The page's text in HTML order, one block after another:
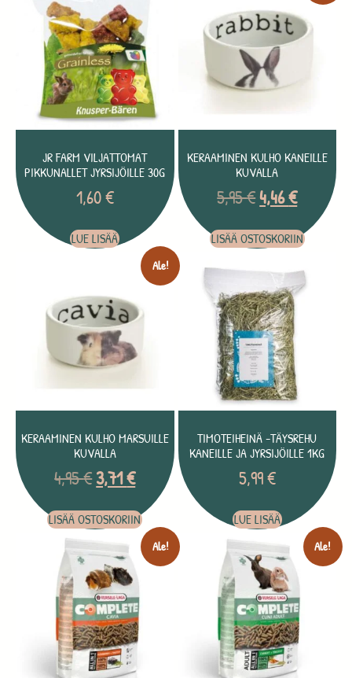
JR FARM VILJATTOMAT
PIKKUNALLET JYRSIJÖILLE 30G
1,60€
LUE LISÄÄ
KERAAMINEN KULHO KANEILLE
KUVALLA
5,95€4,46€
LISÄÄ OSTOSKORIIN
Ale!
KERAAMINEN KULHO MARSUILLE
KUVALLA
4,95€3,71€
LISÄÄ OSTOSKORIIN
TIMOTEIHEINÄ -TÄYSREHU
KANEILLE JA JYRSIJÖILLE 1KG
5,99€
LUE LISÄÄ
Ale! Ale!